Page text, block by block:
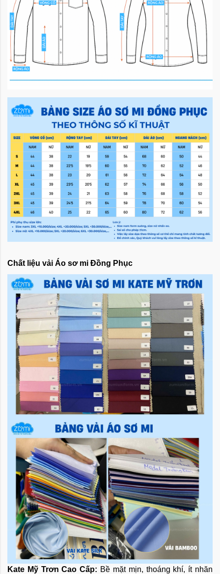
Chất liệu vải Áo sơ mi Đồng Phục
Kate Mỹ Trơn Cao Cấp: Bề mặt mịn, thoáng khí, ít nhăn